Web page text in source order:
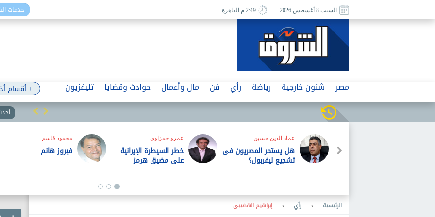
خدمات السبت 8 أغسطس 2026 2:49 م القاهرة
+ أقسام مصر شئون خارجية رياضة رأي فن مال وأعمال حوادث وقضايا تليفزيون
ناجح إبراهيم
جنازة لم يسبق لها مثيل
محمد زهران
الكمبيوتر فائق السرعة..
سلاح بالغ الخطورة
أسامة غريب
الصديق اللعين وسيف
الرئيسية › رأي › إبراهيم الهضيبى